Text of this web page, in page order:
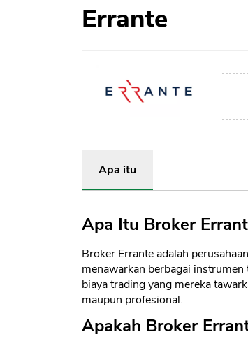
Errante
Apa itu
Apa Itu Broker
Broker Errante adalah
menawarkan berbagai
biaya trading yang mereka
maupun profesional.
Apakah Broker